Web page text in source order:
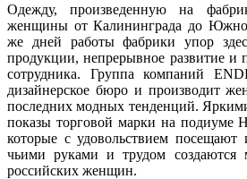
Одежду, произведенную на
женщины от Калининграда до
же дней работы фабрики упор
продукции, непрерывное развитие и
сотрудника. Группа компаний
дизайнерское бюро и производит
последних модных тенденций.
показы торговой марки на подиуме
которые с удовольствием посещают
чьими руками и трудом создаются
российских женщин.